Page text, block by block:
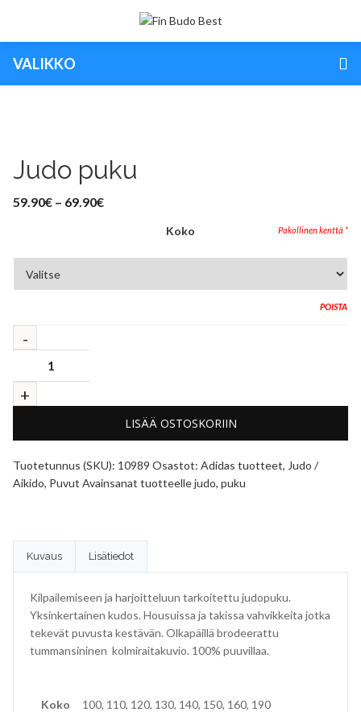
VALIKKO
Judo puku
59.90€ – 69.90€Hintaluokka:
Koko
POISTA
LISÄÄ OSTOSKORIIN
Tuotetunnus (SKU): 10989 Osastot: Adidas tuotteet, Judo /
Aikido, Puvut Avainsanat tuotteellejudo, puku
Kuvaus Lisätiedot
Kilpailemiseen ja harjoitteluun tarkoitettu judopuku.
Yksinkertainen kudos. Housuissa ja takissa vahvikkeita jotka
tekevät puvusta kestävän. Olkapäillä brodeerattu
tummansininen kolmiraitakuvio. 100% puuvillaa.
Koko
100, 110, 120, 130, 140, 150, 160, 190